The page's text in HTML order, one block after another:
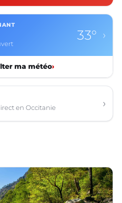
33° ›
ma météo›
en Occitanie ›